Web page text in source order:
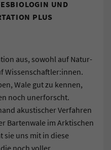
UND
PLUS
aus, sowohl auf Natur-
Wissenschaftler:innen.
Wale gut zu kennen,
noch unerforscht.
akustischer Verfahren
Bartenwale im Arktischen
sie uns mit in diese
noch voller